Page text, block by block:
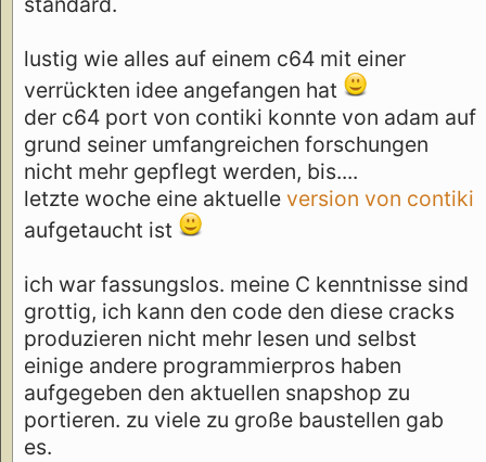
lustig wie alles auf einem c64 mit einer
verrückten idee angefangen hat
der c64 port von contiki konnte von adam auf
grund seiner umfangreichen forschungen
nicht mehr gepflegt werden, bis....
letzte woche eine aktuelle version von contiki
aufgetaucht ist
ich war fassungslos. meine C kenntnisse sind
grottig, ich kann den code den diese cracks
produzieren nicht mehr lesen und selbst
einige andere programmierpros haben
aufgegeben den aktuellen snapshop zu
portieren. zu viele zu große baustellen gab
es.